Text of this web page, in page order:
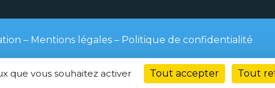
– Mentions légales– Politique de confidentialité
que vous souhaitez activer Tout accepter Tout